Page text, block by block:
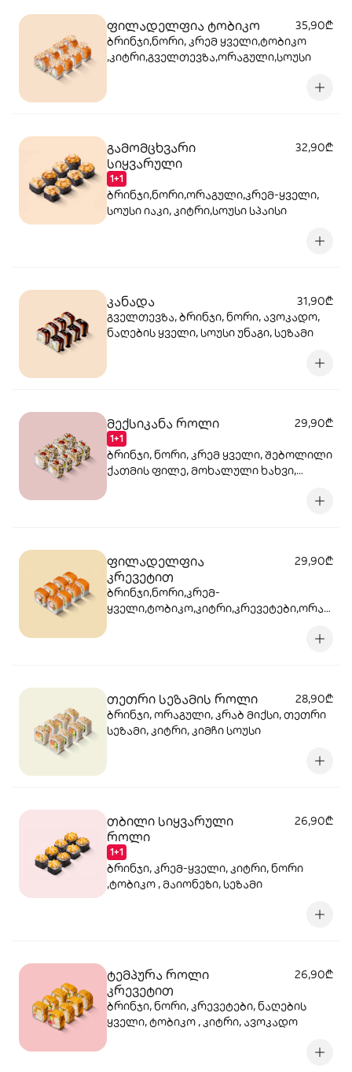
ფილადელფია ტობიკო
35,90₾
ბრინჯი,ნორი, კრემ ყველი,ტობიკო
,კიტრი,გველთევზა,ორაგული,სოუსი
გამომცხვარი
სიყვარული
1+1
32,90₾
ბრინჯი,ნორი,ორაგული,კრემ-ყველი,
სოუსი იაკი, კიტრი,სოუსი სპაისი
კანადა
31,90₾
გველთევზა, ბრინჯი, ნორი, ავოკადო,
ნაღების ყველი, სოუსი უნაგი, სეზამი
მექსიკანა როლი
1+1
29,90₾
ბრინჯი, ნორი, კრემ ყველი, შებოლილი
ქათმის ფილე, მოხალული ხახვი,
ფილადელფია
კრევეტით
29,90₾
ბრინჯი,ნორი,კრემ-
ყველი,ტობიკო,კიტრი,კრევეტები,ორაგ
თეთრი სეზამის როლი
28,90₾
ბრინჯი, ორაგული, კრაბ მიქსი, თეთრი
სეზამი, კიტრი, კიმჩი სოუსი
თბილი სიყვარული
როლი
1+1
26,90₾
ბრინჯი, კრემ-ყველი, კიტრი, ნორი
,ტობიკო , მაიონეზი, სეზამი
ტემპურა როლი
კრევეტით
26,90₾
ბრინჯი, ნორი, კრევეტები, ნაღების
ყველი, ტობიკო , კიტრი, ავოკადო